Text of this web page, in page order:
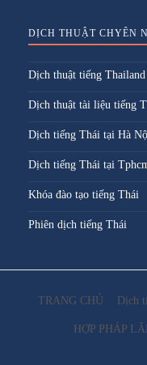
DỊCH THUẬT CHYÊN
Dịch thuật tiếng Thailand
Dịch thuật tài liệu tiếng
Dịch tiếng Thái tại Hà
Dịch tiếng Thái tại
Khóa đào tạo tiếng Thái
Phiên dịch tiếng Thái
TRANG CHỦ Dịch
HỢP PHÁP